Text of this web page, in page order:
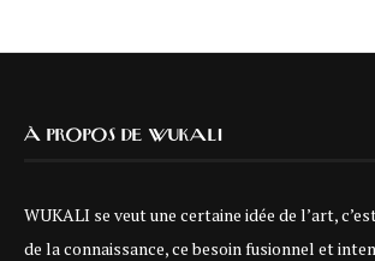
À PROPOS DE WUKALI
WUKALI se veut une certaine idée de l’art,
de la connaissance, ce besoin fusionnel et